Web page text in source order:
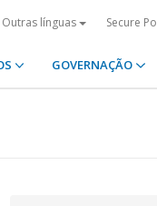
Outras línguas Secure
GOVERNAÇÃO